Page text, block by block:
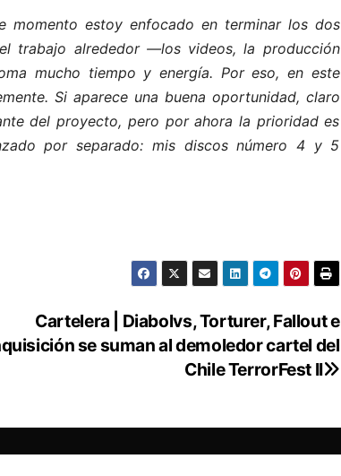
momento estoy enfocado en terminar los dos
trabajo alrededor —los videos, la producción
mucho tiempo y energía. Por eso, en este
Si aparece una buena oportunidad, claro
del proyecto, pero por ahora la prioridad es
por separado: mis discos número 4 y 5
Cartelera | Diabolvs, Torturer, Fallout e
se suman al demoledor cartel del
Chile TerrorFest II